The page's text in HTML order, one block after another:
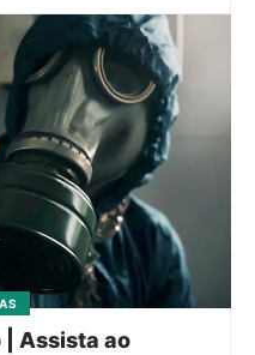
| Assista ao